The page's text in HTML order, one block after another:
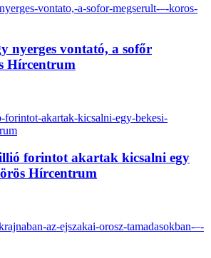
nyerges vontató, a sofőr
Hírcentrum
forintot akartak kicsalni egy
Hírcentrum